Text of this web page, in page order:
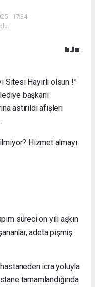
- 17:34
Sitesi Hayırlı olsun !”
başkanı
astırıldı afişleri
Hizmet almayı
süreci on yılı aşkın
adeta pişmiş
icra yoluyla
tamamlandığında